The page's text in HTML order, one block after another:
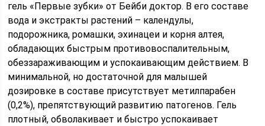
гель «Первые зубки» от Бейби доктор. В его составе
вода и экстракты растений – календулы,
подорожника, ромашки, эхинацеи и корня алтея,
обладающих быстрым противовоспалительным,
обеззараживающим и успокаивающим действием. В
минимальной, но достаточной для малышей
дозировке в составе присутствует метилпарабен
(0,2%), препятствующий развитию патогенов. Гель
плотный, обволакивает и быстро успокаивает